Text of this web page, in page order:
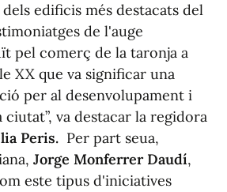
edificis més destacats del
de l'auge
pel comerç de la taronja a
XX que va significar una
per al desenvolupament i
va destacar la regidora
Peris. Per part seua,
Jorge Monferrer Daudí,
este tipus d'iniciatives